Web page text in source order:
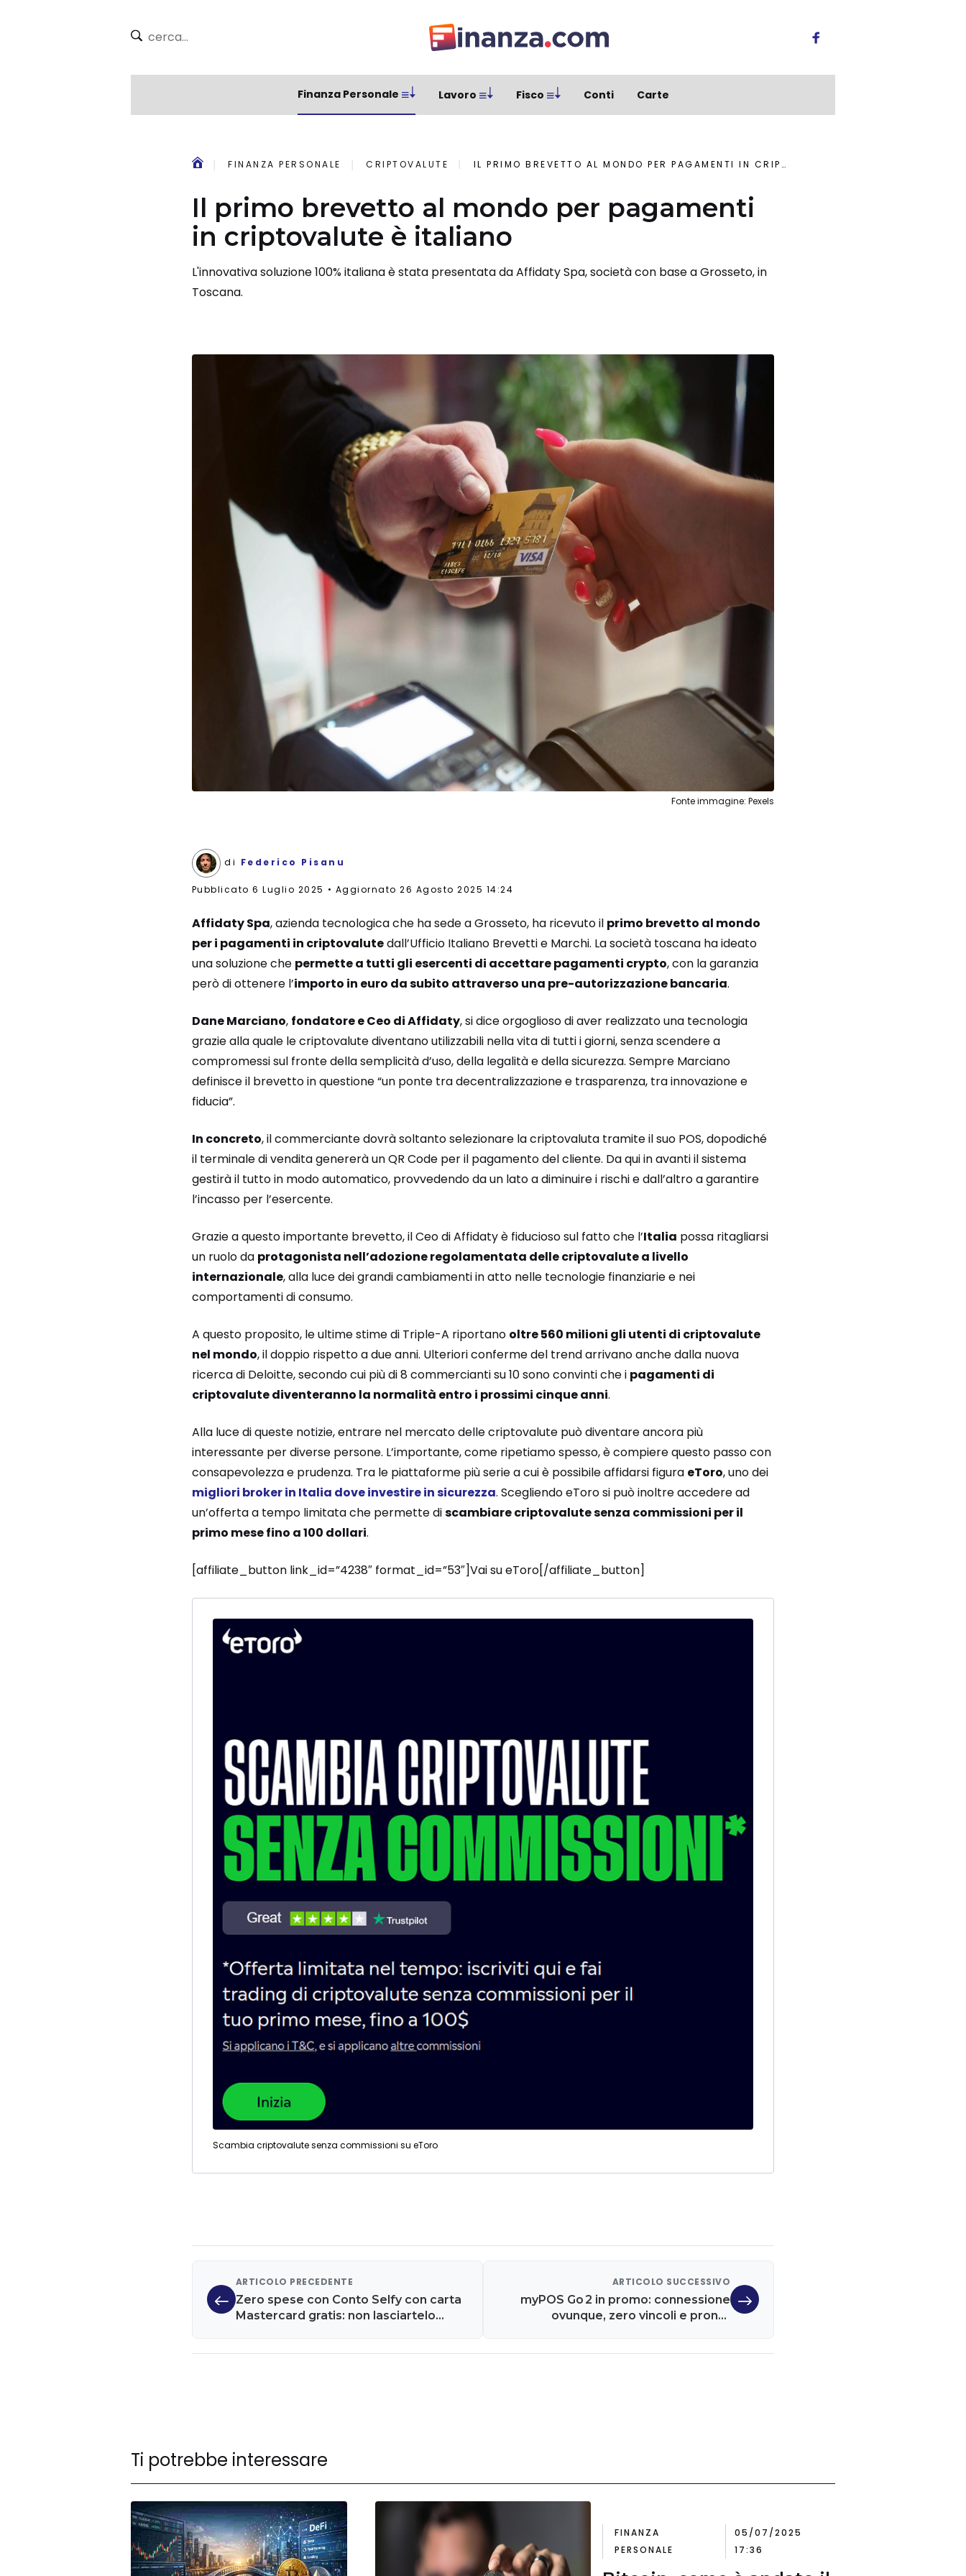
Finanza Personale Lavoro Fisco Conti Carte
FINANZA PERSONALE CRIPTOVALUTE IL PRIMO BREVETTO AL MONDO PER PAGAMENTI IN CRIPTOVALUTE È ITALIANO
Il primo brevetto al mondo per pagamenti
in criptovalute è italiano
L'innovativa soluzione 100% italiana è stata presentata da Affidaty Spa, società con base a Grosseto, in
Toscana.
Fonte immagine: Pexels
di Federico Pisanu
Pubblicato6 Luglio 2025 Aggiornato 26 Agosto 2025 14:24
Affidaty Spa, azienda tecnologica che ha sede a Grosseto, ha ricevuto il primo brevetto al mondo
per i pagamenti in criptovalutedall’Ufficio Italiano Brevetti e Marchi. La società toscana ha ideato
una soluzione che permette a tutti gli esercenti di accettare pagamenti crypto, con la garanzia
però di ottenere l’importo in euro da subito attraverso una pre-autorizzazione bancaria.
Dane Marciano, fondatore e Ceo di Affidaty, si dice orgoglioso di aver realizzato una tecnologia
grazie alla quale le criptovalute diventano utilizzabili nella vita di tutti i giorni, senza scendere a
compromessi sul fronte della semplicità d’uso, della legalità e della sicurezza. Sempre Marciano
definisce il brevetto in questione “un ponte tra decentralizzazione e trasparenza, tra innovazione e
fiducia”.
In concreto, il commerciante dovrà soltanto selezionare la criptovaluta tramite il suo POS, dopodiché
il terminale di vendita genererà un QR Code per il pagamento del cliente. Da qui in avanti il sistema
gestirà il tutto in modo automatico, provvedendo da un lato a diminuire i rischi e dall’altro a garantire
l’incasso per l’esercente.
Grazie a questo importante brevetto, il Ceo di Affidaty è fiducioso sul fatto che l’Italia possa ritagliarsi
un ruolo da protagonista nell’adozione regolamentata delle criptovalute a livello
internazionale, alla luce dei grandi cambiamenti in atto nelle tecnologie finanziarie e nei
comportamenti di consumo.
A questo proposito, le ultime stime di Triple-A riportano oltre 560 milioni gli utenti di criptovalute
nel mondo, il doppio rispetto a due anni. Ulteriori conferme del trend arrivano anche dalla nuova
ricerca di Deloitte, secondo cui più di 8 commercianti su 10 sono convinti che i pagamenti di
criptovalute diventeranno la normalità entro i prossimi cinque anni.
Alla luce di queste notizie, entrare nel mercato delle criptovalute può diventare ancora più
interessante per diverse persone. L’importante, come ripetiamo spesso, è compiere questo passo con
consapevolezza e prudenza. Tra le piattaforme più serie a cui è possibile affidarsi figura eToro, uno dei
migliori broker in Italia dove investire in sicurezza. Scegliendo eToro si può inoltre accedere ad
un’offerta a tempo limitata che permette discambiare criptovalute senza commissioni per il
primo mese fino a 100 dollari.
[affiliate_button link_id=”4238″ format_id=”53″]Vai su eToro[/affiliate_button]
Scambia criptovalute senza commissioni su eToro
ARTICOLO PRECEDENTE
Zero spese con Conto Selfy con carta
Mastercard gratis: non lasciartelo
ARTICOLO SUCCESSIVO
myPOS Go 2 in promo: connessione
ovunque, zero vincoli e pronta
Ti potrebbe interessare
FINANZA
PERSONALE
05/07/2025
17:36